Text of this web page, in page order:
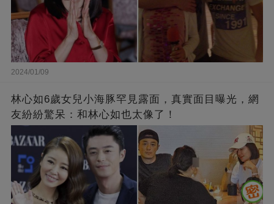
2024/01/09
林心如6歲女兒小海豚罕見露面，真實面目曝光，網
友紛紛驚呆：和林心如也太像了！